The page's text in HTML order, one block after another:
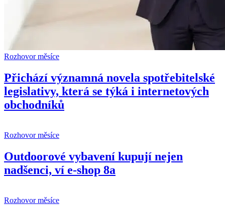
Rozhovor měsíce
Přichází významná novela spotřebitelské
legislativy, která se týká i internetových
obchodníků
Rozhovor měsíce
Outdoorové vybavení kupují nejen
nadšenci, ví e-shop 8a
Rozhovor měsíce